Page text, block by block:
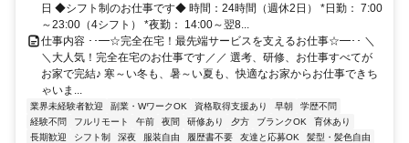
日 ◆シフト制のお仕事です◆ 時間：24時間（週休2日） *日勤： 7:00
～23:00（4シフト） *夜勤： 14:00～翌8...
仕事内容 ･･━☆完全在宅！最先端サービスを支えるお仕事☆━･･ ＼
＼大人気！完全在宅のお仕事です／／ 選考、研修、お仕事すべてが
お家で完結♪ 寒～い冬も、暑～い夏も、快適なお家からお仕事できち
ゃいま...
業界未経験者歓迎 副業・WワークOK 資格取得支援あり 早朝
学歴不問
経験不問
フルリモート 午前 夜間 研修あり 夕方 ブランクOK
育休あり
長期歓迎
シフト制 深夜 服装自由 履歴書不要 友達と応募OK 髪型・髪色自由